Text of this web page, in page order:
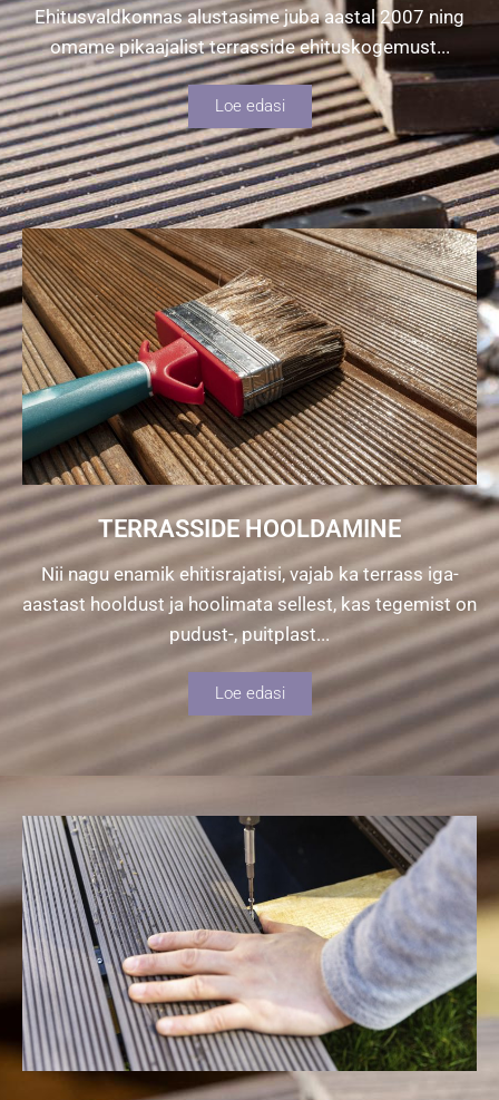
Ehitusvaldkonnas alustasime juba aastal 2007 ning
omame pikaajalist terrasside ehituskogemust...
Loe edasi
TERRASSIDE HOOLDAMINE
Nii nagu enamik ehitisrajatisi, vajab ka terrass iga-
aastast hooldust ja hoolimata sellest, kas tegemist on
pudust-, puitplast...
Loe edasi